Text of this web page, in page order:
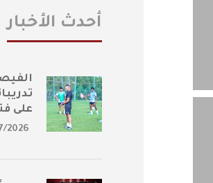
أحدث الأخبار
على
2026